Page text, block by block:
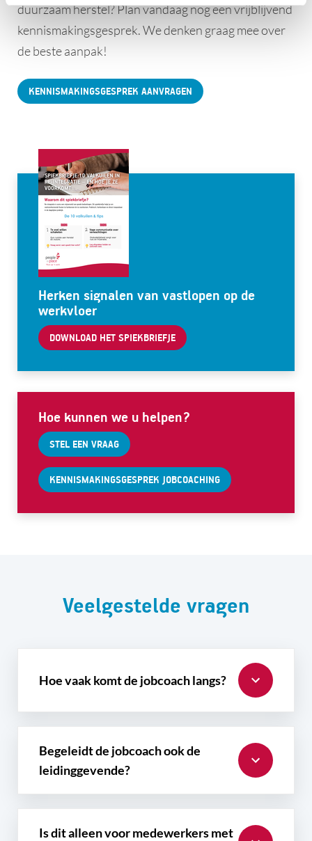
duurzaam herstel? Plan vandaag nog een vrijblijvend
kennismakingsgesprek. We denken graag mee over
de beste aanpak!
KENNISMAKINGSGESPREK AANVRAGEN
Herken signalen van vastlopen op de
werkvloer
DOWNLOAD HET SPIEKBRIEFJE
Hoe kunnen we u helpen?
STEL EEN VRAAG
KENNISMAKINGSGESPREK JOBCOACHING
Veelgestelde vragen
Hoe vaak komt de jobcoach langs?
Begeleidt de jobcoach ook de
leidinggevende?
Is dit alleen voor medewerkers met